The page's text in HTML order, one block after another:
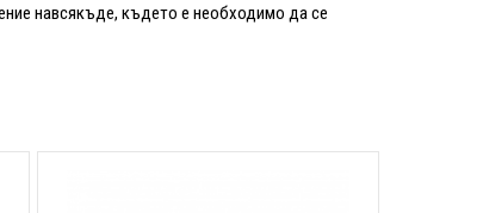
навсякъде, където е необходимо да се